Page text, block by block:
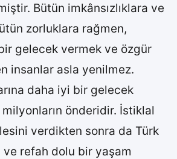
Bütün imkânsızlıklara ve
zorluklara rağmen,
gelecek vermek ve özgür
insanlar asla yenilmez.
daha iyi bir gelecek
önderidir. İstiklal
verdikten sonra da Türk
ve refah dolu bir yaşam